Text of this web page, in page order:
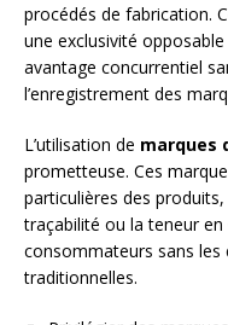
procédés de fabrication.
une exclusivité
avantage concurrentiel
l’enregistrement des
L’utilisation de marques
prometteuse. Ces
particulières des
traçabilité ou la teneur
consommateurs sans les
traditionnelles.